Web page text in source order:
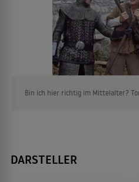
Bin ich hier richtig im Mittelalter?
DARSTELLER